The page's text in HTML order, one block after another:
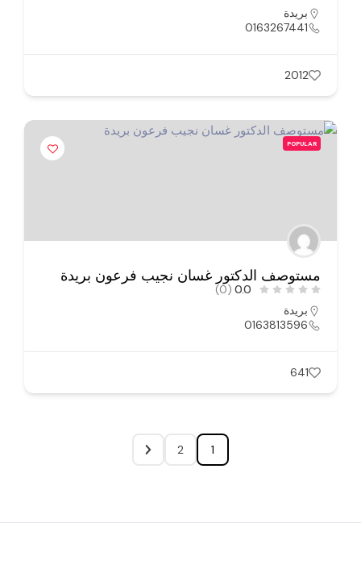
بريدة
0163267441
2012
POPULAR
مستوصف الدكتور غسان نجيب فرعون بريدة
0.0
(0)
بريدة
0163813596
641
1
2